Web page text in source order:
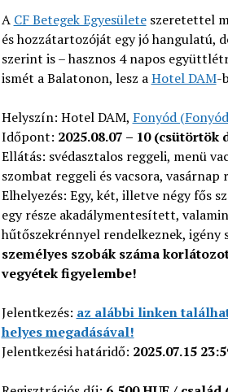
A CF Betegek Egyesületeszeretettel
és hozzátartozóját egy jó hangulatú,
szerint is – hasznos 4 napos
ismét a Balatonon, lesz aHotel DAM-
Helyszín: Hotel DAM, Fonyód
Időpont: 2025.08.07 – 10
Ellátás: svédasztalos reggeli, menü
szombat reggeli és vacsora, vasárnap
Elhelyezés: Egy, két, illetve négy fős
egy része akadálymentesített,
hűtőszekrénnyel rendelkeznek, igény
személyes szobák száma
vegyétek figyelembe!
Jelentkezés: az alábbi linken
helyes megadásával!
Jelentkezési határidő: 2025.07.15